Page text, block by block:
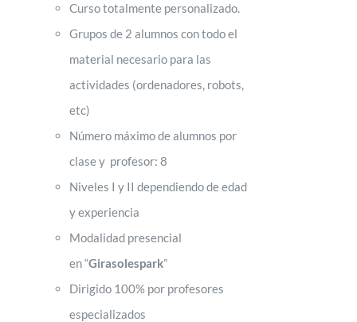
Curso totalmente personalizado.
Grupos de 2 alumnos con todo el
material necesario para las
actividades (ordenadores, robots,
etc)
Número máximo de alumnos por
clase y profesor: 8
Niveles I y II dependiendo de edad
y experiencia
Modalidad presencial
en “Girasolespark”
Dirigido 100% por profesores
especializados